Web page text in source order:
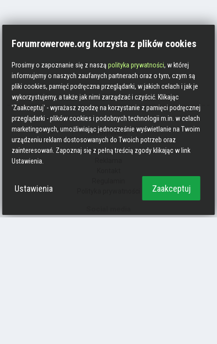
Informacje
Zasady pisania
Forumrowerowe.org korzysta z plików cookies
Prosimy o zapoznanie się z nasząpolityka prywatności, w której
informujemy o naszych zaufanych partnerach oraz o tym, czym są
pliki cookies, pamięć podręczna przeglądarki, w jakich celach i jak je
wykorzystujemy, a także jak nimi zarządzać i czyścić. Klikając
'Zaakceptuj' - wyrażasz zgodzę na korzystanie z pamięci podręcznej
przeglądarki - plików cookies i podobnych technologii m.in. w celach
marketingowych, umożliwiając jednocześnie wyświetlanie na Twoim
urządzeniu reklam dostosowanych do Twoich potrzeb oraz
zainteresowań. Zapoznaj się z pełną treścią zgody klikając w link
Ustawienia.
Ustawienia Zaakceptuj